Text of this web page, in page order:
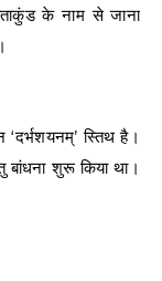
के नाम से जाना
स्तिथ है।
शुरू किया था।